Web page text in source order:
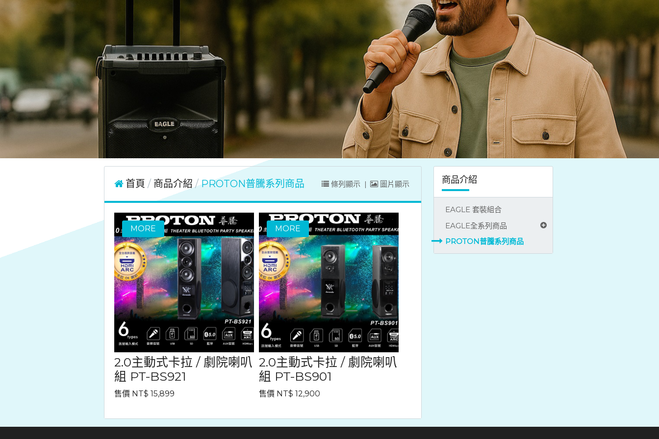
商品介紹
EAGLE 套裝組合
EAGLE全系列商品
PROTON普騰系列商品
首頁 商品介紹 PROTON普騰系列商品 條列顯示 | 圖片顯示
2.0主動式卡拉 / 劇院喇叭
組 PT-BS921
售價 NT$ 15,899
2.0主動式卡拉 / 劇院喇叭
組 PT-BS901
售價 NT$ 12,900